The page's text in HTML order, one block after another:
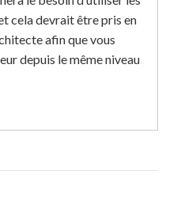
cela devrait être pris en
afin que vous
depuis le même niveau